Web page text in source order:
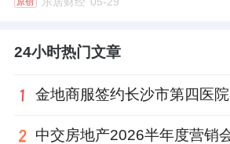
24小时热门文章
金地商服签约长沙市第四医院